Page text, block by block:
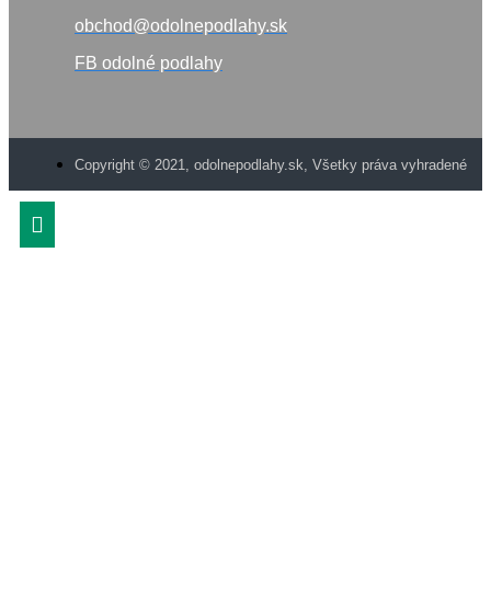
obchod@odolnepodlahy.sk
FB odolné podlahy
Copyright © 2021, odolnepodlahy.sk, Všetky práva vyhradené